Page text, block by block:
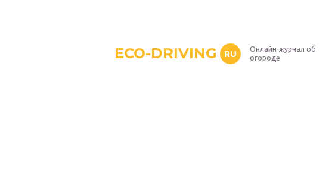
ECO-DRIVING RU
Онлайн-журнал об
огороде